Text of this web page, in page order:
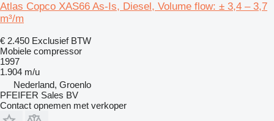
Atlas Copco XAS66 As-Is, Diesel, Volume flow: ± 3,4 – 3,7
m³/m
€ 2.450 Exclusief BTW
Mobiele compressor
1997
1.904 m/u
Nederland, Groenlo
PFEIFER Sales BV
Contact opnemen met verkoper